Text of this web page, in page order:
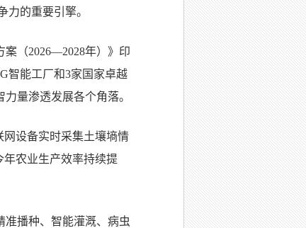
的重要引擎。
案（2026—2028年）》印
智能工厂和3家国家卓越
量渗透发展各个角落。
网设备实时采集土壤墒情
农业生产效率持续提
播种、智能灌溉、病虫